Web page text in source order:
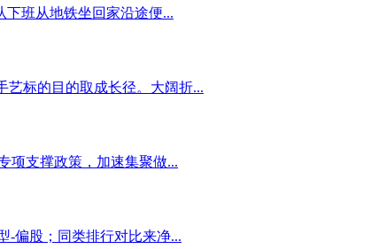
班从地铁坐回家沿途便...
艺标的目的取成长径。大阔折...
项支撑政策，加速集聚做...
-偏股；同类排行对比来净...